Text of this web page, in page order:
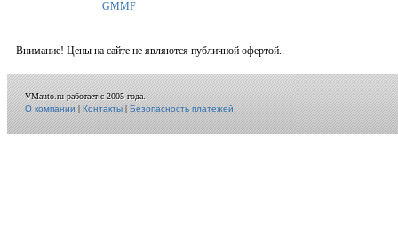
GMMF
Внимание! Цены на сайте не являются публичной офертой.
VMauto.ru работает с 2005 года.
О компании|Контакты|Безопасность платежей